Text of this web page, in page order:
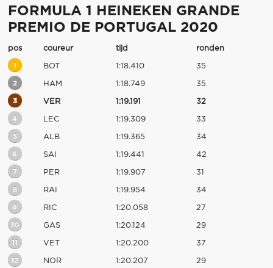
FORMULA 1 HEINEKEN GRANDE
PREMIO DE PORTUGAL 2020
pos coureur tijd ronden
1 BOT 1:18.410 35
2 HAM 1:18.749 35
3 VER 1:19.191 32
4 LEC 1:19.309 33
5 ALB 1:19.365 34
6 SAI 1:19.441 42
7 PER 1:19.907 31
8 RAI 1:19.954 34
9 RIC 1:20.058 27
10 GAS 1:20.124 29
11 VET 1:20.200 37
12 NOR 1:20.207 29